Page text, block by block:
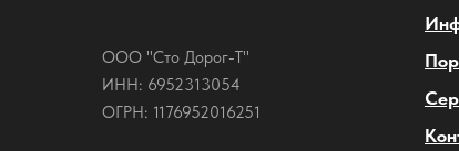
ООО "Сто Дорог-Т"
ИНН: 6952313054
ОГРН: 1176952016251